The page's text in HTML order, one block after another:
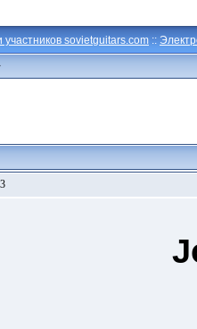
участников sovietguitars.com ::